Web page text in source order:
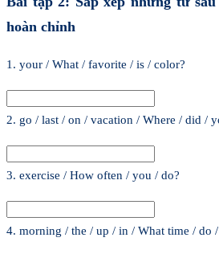
hoàn chỉnh
1. your / What / favorite / is / color?
2. go / last / on / vacation / Where / did /
3. exercise / How often / you / do?
4. morning / the / up / in / What time / do